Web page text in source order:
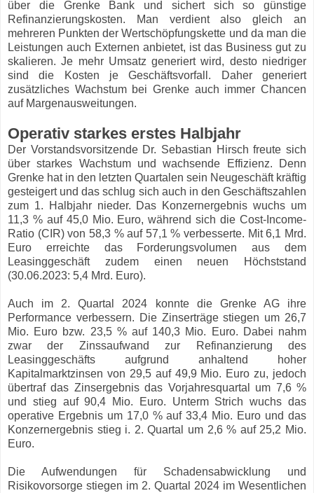
über die Grenke Bank und sichert sich so günstige
Refinanzierungskosten. Man verdient also gleich an
mehreren Punkten der Wertschöpfungskette und da man die
Leistungen auch Externen anbietet, ist das Business gut zu
skalieren. Je mehr Umsatz generiert wird, desto niedriger
sind die Kosten je Geschäftsvorfall. Daher generiert
zusätzliches Wachstum bei Grenke auch immer Chancen
auf Margenausweitungen.
Operativ starkes erstes Halbjahr
Der Vorstandsvorsitzende Dr. Sebastian Hirsch freute sich
über starkes Wachstum und wachsende Effizienz. Denn
Grenke hat in den letzten Quartalen sein Neugeschäft kräftig
gesteigert und das schlug sich auch in den Geschäftszahlen
zum 1. Halbjahr nieder. Das Konzernergebnis wuchs um
11,3 % auf 45,0 Mio. Euro, während sich die Cost-Income-
Ratio (CIR) von 58,3 % auf 57,1 % verbesserte. Mit 6,1 Mrd.
Euro erreichte das Forderungsvolumen aus dem
Leasinggeschäft zudem einen neuen Höchststand
(30.06.2023: 5,4 Mrd. Euro).
Auch im 2. Quartal 2024 konnte die Grenke AG ihre
Performance verbessern. Die Zinserträge stiegen um 26,7
Mio. Euro bzw. 23,5 % auf 140,3 Mio. Euro. Dabei nahm
zwar der Zinssaufwand zur Refinanzierung des
Leasinggeschäfts aufgrund anhaltend hoher
Kapitalmarktzinsen von 29,5 auf 49,9 Mio. Euro zu, jedoch
übertraf das Zinsergebnis das Vorjahresquartal um 7,6 %
und stieg auf 90,4 Mio. Euro. Unterm Strich wuchs das
operative Ergebnis um 17,0 % auf 33,4 Mio. Euro und das
Konzernergebnis stieg i. 2. Quartal um 2,6 % auf 25,2 Mio.
Euro.
Die Aufwendungen für Schadensabwicklung und
Risikovorsorge stiegen im 2. Quartal 2024 im Wesentlichen